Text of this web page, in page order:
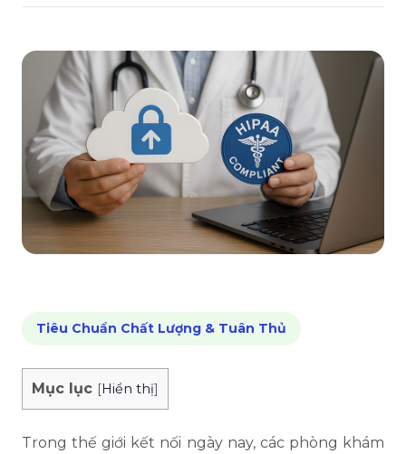
Tiêu Chuẩn Chất Lượng & Tuân Thủ
Mục lục [Hiển thị]
Trong thế giới kết nối ngày nay, các phòng khám